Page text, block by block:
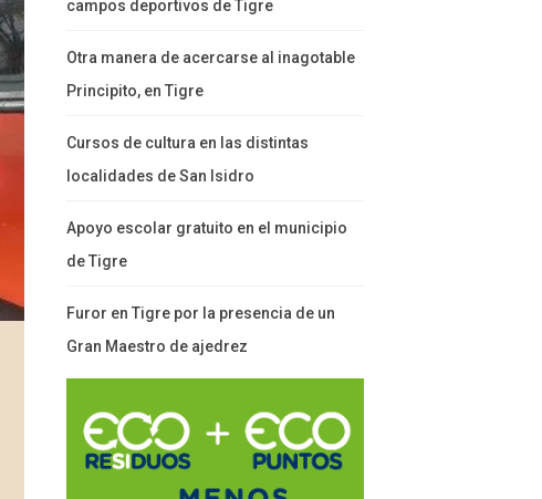
campos deportivos de Tigre
Otra manera de acercarse al inagotable
Principito, en Tigre
Cursos de cultura en las distintas
localidades de San Isidro
Apoyo escolar gratuito en el municipio
de Tigre
Furor en Tigre por la presencia de un
Gran Maestro de ajedrez